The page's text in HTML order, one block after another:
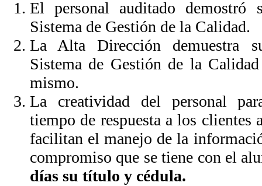
El personal auditado demostró
Sistema de Gestión de la Calidad.
La Alta Dirección demuestra
Sistema de Gestión de la
mismo.
La creatividad del personal
tiempo de respuesta a los clientes
facilitan el manejo de la
compromiso que se tiene con el
días su título y cédula.